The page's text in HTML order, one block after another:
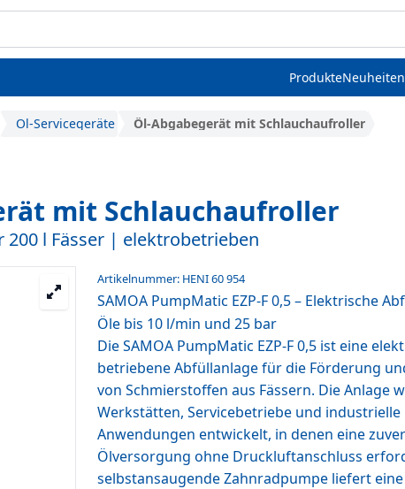
ProdukteNeuheiten
Öl-Servicegeräte Öl-Abgabegerät mit Schlauchaufroller
mit Schlauchaufroller
l Fässer | elektrobetrieben
Artikelnummer: HENI 60 954
SAMOA PumpMatic EZP-F 0,5 – Elektrische
Öle bis 10 l/min und 25 bar
Die SAMOA PumpMatic EZP-F 0,5 ist eine
betriebene Abfüllanlage für die Förderung
von Schmierstoffen aus Fässern. Die Anlage
Werkstätten, Servicebetriebe und industrielle
Anwendungen entwickelt, in denen eine
Ölversorgung ohne Druckluftanschluss
selbstansaugende Zahnradpumpe liefert eine